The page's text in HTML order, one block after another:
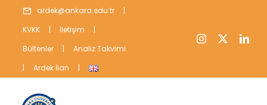
content
ardek@ankara.edu.tr
|
KVKK
| İletişim
|
Bültenler
|
Analiz Takvimi
|
Ardek İlan |